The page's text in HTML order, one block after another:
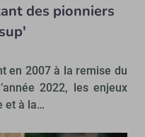
des pionniers
en 2007 à la remise du
2022, les enjeux
et à la…